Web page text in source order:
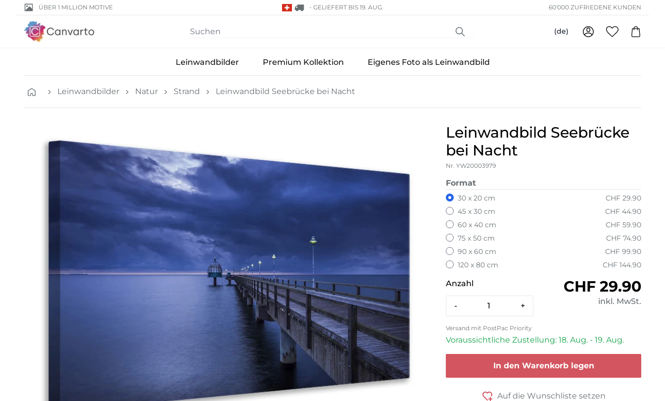
ÜBER 1 MILLION MOTIVE - GELIEFERT BIS 19. AUG. 60'000 ZUFRIEDENE KUNDEN
(de)
Leinwandbilder Premium Kollektion Eigenes Foto als Leinwandbild
Leinwandbilder Natur Strand Leinwandbild Seebrücke bei Nacht
Leinwandbild Seebrücke
bei Nacht
Nr. YW20003979
Format
30 x 20 cm
CHF 29.90
45 x 30 cm
CHF 44.90
60 x 40 cm
CHF 59.90
75 x 50 cm
CHF 74.90
90 x 60 cm
CHF 99.90
120 x 80 cm
CHF 144.90
Anzahl
- +
Normaler
CHF 29.90
inkl. MwSt.
Versand mit PostPac Priority
Voraussichtliche Zustellung: 18. Aug. - 19. Aug.
In den Warenkorb legen
Auf die Wunschliste setzen